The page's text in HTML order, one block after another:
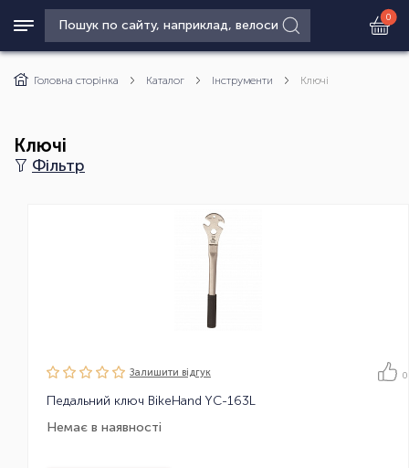
0
Головна сторінка Каталог Інструменти Ключі
Ключі
Фільтр
Залишити вiдгук 0
Педальний ключ BikeHand YC-163L
Немає в наявності